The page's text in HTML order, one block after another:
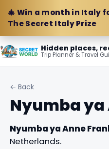
🎄 Win a month in Italy
The Secret Italy Prize
Hidden places,
Trip Planner & Travel
← Back
Nyumba ya
Nyumba ya Anne
Netherlands.